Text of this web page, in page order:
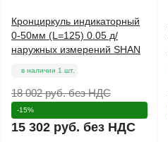
Кронциркуль индикаторный
0-50мм (L=125) 0.05 д/
наружных измерений SHAN
в наличии 1 шт.
18 002 руб.без НДС
-15%
15 302 руб. без НДС